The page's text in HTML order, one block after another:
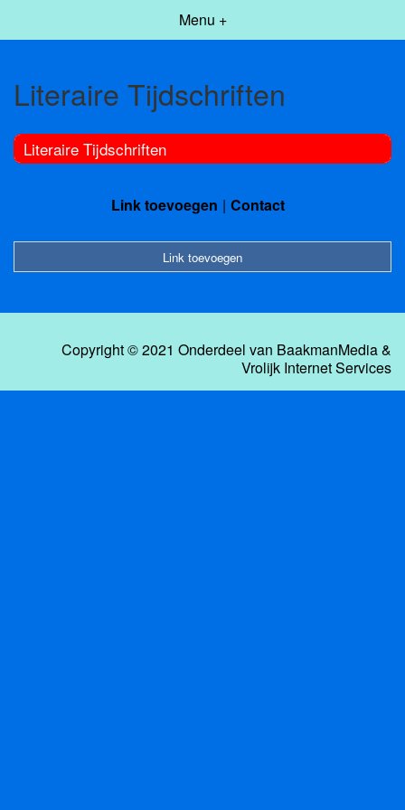
Menu +
Literaire Tijdschriften
Literaire Tijdschriften
Link toevoegen Contact
Link toevoegen
Copyright © 2021 Onderdeel van BaakmanMedia&
Vrolijk Internet Services